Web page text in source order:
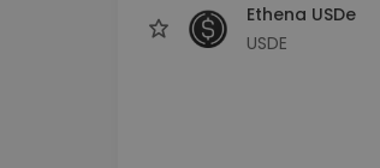
Ethena USDe
USDE